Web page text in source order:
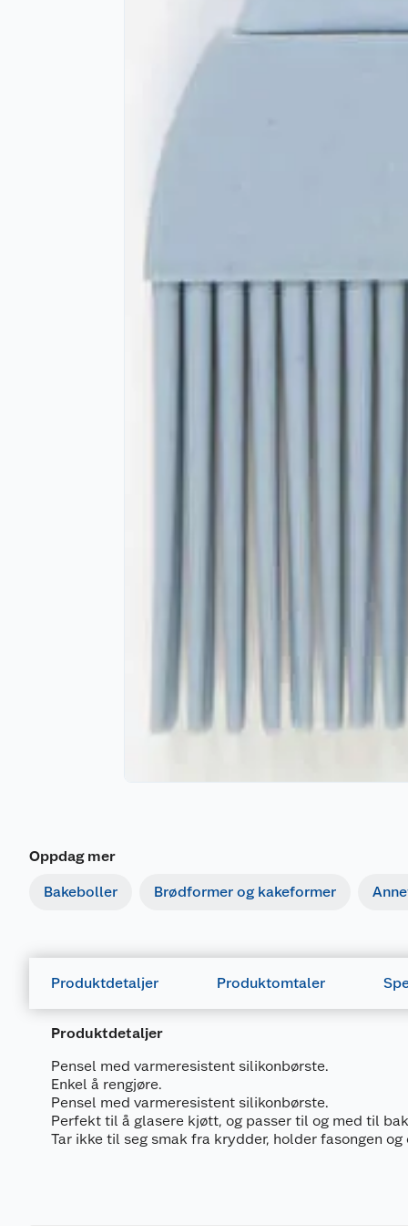
Oppdag mer
Bakeboller Brødformer og kakeformer
Produktdetaljer Produktomtaler
Produktdetaljer
Pensel med varmeresistent silikonbørste.
Enkel å rengjøre.
Pensel med varmeresistent silikonbørste.
Perfekt til å glasere kjøtt, og passer til og med til
Tar ikke til seg smak fra krydder, holder fasongen og